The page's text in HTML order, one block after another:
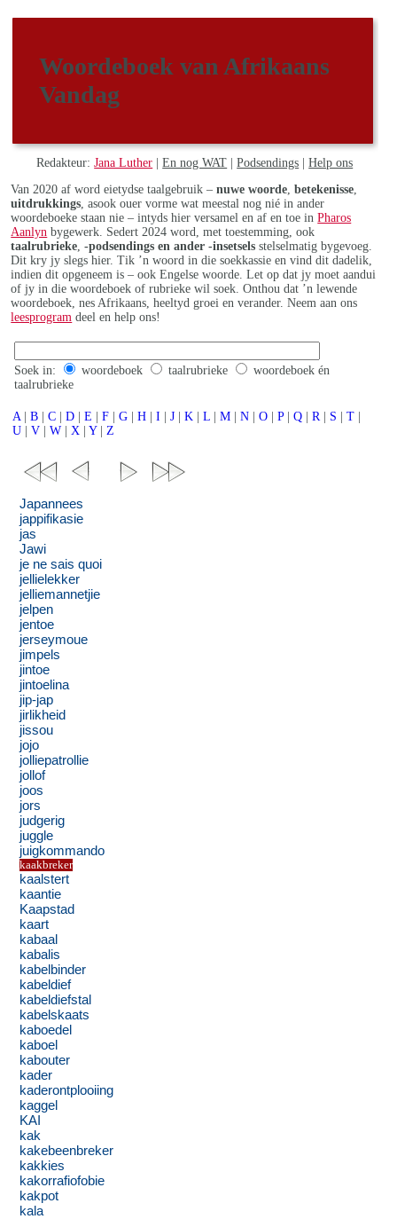
Woordeboek van Afrikaans
Vandag
Redakteur:Jana Luther |En nog WAT |Podsendings |Help ons
Van 2020 af word eietydse taalgebruik –nuwe woorde ,betekenisse
uitdrukkings , asook ouer vorme wat meestal nog nié in ander
woordeboeke staan nie – intyds hier versamel en af en toe inPharos
Aanlyn bygewerk. Sedert 2024 word, met toestemming, ook
taalrubrieke ,-podsendings en ander -insetsels stelselmatig bygevoeg.
Dit kry jy slegs hier. Tik ’n woord in die soekkassie en vind dit dadelik,
indien dit opgeneem is – ook Engelse woorde. Let op dat jy moet aandui
of jy in die woordeboek of rubrieke wil soek. Onthou dat ’n lewende
woordeboek, nes Afrikaans, heeltyd groei en verander. Neem aan ons
leesprogram deel en help ons!
Soek in: woordeboek taalrubrieke
woordeboek én
taalrubrieke
A | B | C | D | E | F | G | H | I | J | K | L | M | N | O | P | Q | R | S | T |
U | V | W | X | Y | Z
Japannees
jappifikasie
jas
Jawi
je ne sais quoi
jellielekker
jelliemannetjie
jelpen
jentoe
jerseymoue
jimpels
jintoe
jintoelina
jip-jap
jirlikheid
jissou
jojo
jolliepatrollie
jollof
joos
jors
judgerig
juggle
juigkommando
kaakbreker
kaalstert
kaantie
Kaapstad
kaart
kabaal
kabalis
kabelbinder
kabeldief
kabeldiefstal
kabelskaats
kaboedel
kaboel
kabouter
kader
kaderontplooiing
kaggel
KAI
kak
kakebeenbreker
kakkies
kakorrafiofobie
kakpot
kala